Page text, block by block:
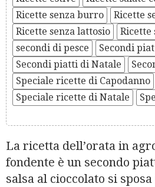
Ricette senza burro
Ricette
Ricette senza lattosio
Ricette
secondi di pesce
Secondi
Secondi piatti di Natale
Speciale ricette di Capodanno
Speciale ricette di Natale
La ricetta dell’orata in
fondente è un secondo
salsa al cioccolato si